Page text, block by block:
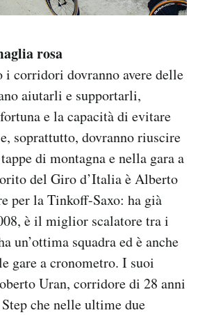
rosa
corridori dovranno avere delle
aiutarli e supportarli,
e la capacità di evitare
soprattutto, dovranno riuscire
di montagna e nella gara a
del Giro d’Italia è Alberto
per la Tinkoff-Saxo: ha già
è il miglior scalatore tra i
un’ottima squadra ed è anche
gare a cronometro. I suoi
Uran, corridore di 28 anni
che nelle ultime due